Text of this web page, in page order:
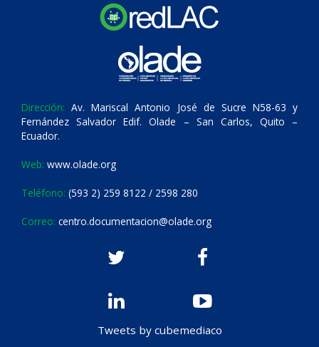
Dirección: Av. Mariscal Antonio José de Sucre N58-63 y
Fernández Salvador Edif. Olade – San Carlos, Quito –
Ecuador.
Web: www.olade.org
Teléfono: (593 2) 259 8122 / 2598 280
Correo: centro.documentacion@olade.org
Tweets by cubemediaco